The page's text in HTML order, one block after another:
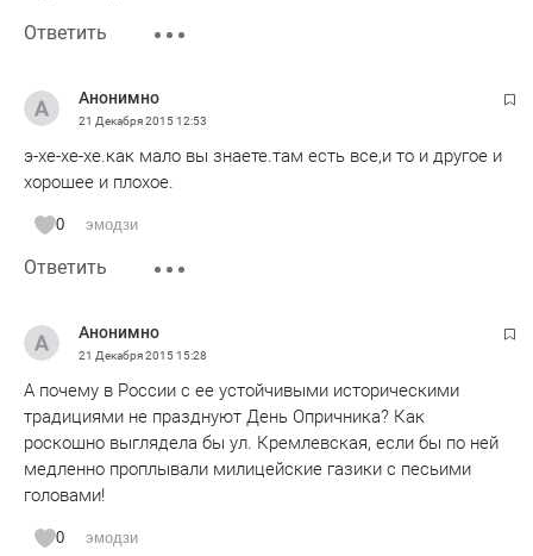
Ответить
Анонимно
21 Декабря 201512:53
э-хе-хе-хе.как мало вы знаете.там есть все,и то и другое и
хорошее и плохое.
0 эмодзи
Ответить
Анонимно
21 Декабря 201515:28
А почему в России с ее устойчивыми историческими
традициями не празднуют День Опричника? Как
роскошно выглядела бы ул. Кремлевская, если бы по ней
медленно проплывали милицейские газики с песьими
головами!
0 эмодзи